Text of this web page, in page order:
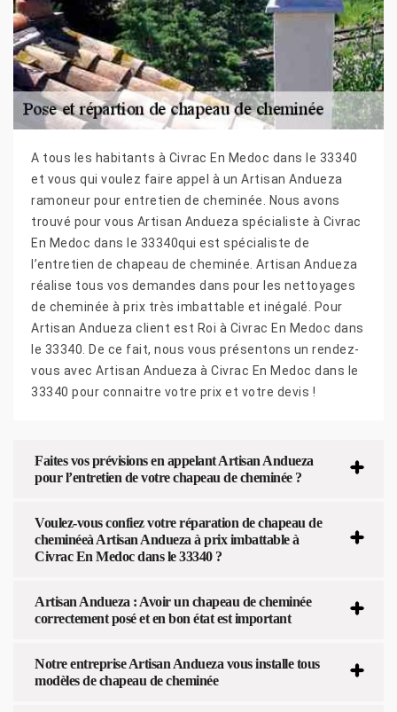
A tous les habitants à Civrac En Medoc dans le 33340
et vous qui voulez faire appel à un Artisan Andueza
ramoneur pour entretien de cheminée. Nous avons
trouvé pour vous Artisan Andueza spécialiste à Civrac
En Medoc dans le 33340qui est spécialiste de
l’entretien de chapeau de cheminée. Artisan Andueza
réalise tous vos demandes dans pour les nettoyages
de cheminée à prix très imbattable et inégalé. Pour
Artisan Andueza client est Roi à Civrac En Medoc dans
le 33340. De ce fait, nous vous présentons un rendez-
vous avec Artisan Andueza à Civrac En Medoc dans le
33340 pour connaitre votre prix et votre devis !
Faites vos prévisions en appelant Artisan Andueza
pour l’entretien de votre chapeau de cheminée ?
Voulez-vous confiez votre réparation de chapeau de
cheminéeà Artisan Andueza à prix imbattable à
Civrac En Medoc dans le 33340 ?
Artisan Andueza : Avoir un chapeau de cheminée
correctement posé et en bon état est important
Notre entreprise Artisan Andueza vous installe tous
modèles de chapeau de cheminée